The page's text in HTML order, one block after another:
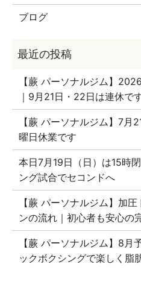
ブログ
【蕨 パーソナルジム】
｜9月21日・22日は連休で
【蕨 パーソナルジム】7月
曜日休業です
本日7月19日（日）は15時
ング試合でセコンドへ
【蕨 パーソナルジム】加
ンの流れ｜初心者も安心の
【蕨 パーソナルジム】8月
ックボクシングで楽しく脂